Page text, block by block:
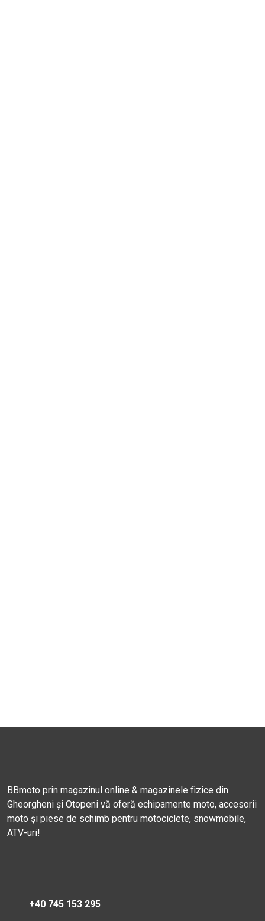
BBmoto prin magazinul online & magazinele fizice din
Gheorgheni și Otopeni vă oferă echipamente moto, accesorii
moto și piese de schimb pentru motociclete, snowmobile,
ATV-uri!
+40 745 153 295